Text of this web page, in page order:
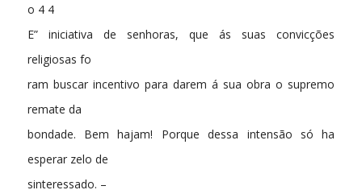
o 4 4
E” iniciativa de senhoras, que ás suas convicções
religiosas fo
ram buscar incentivo para darem á sua obra o supremo
remate da
bondade. Bem hajam! Porque dessa intensão só ha
esperar zelo de
sinteressado. –